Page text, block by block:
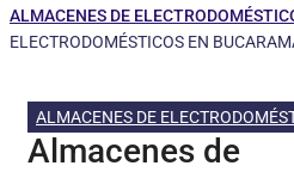
ALMACENES DE
ELECTRODOMÉSTICOS EN
ALMACENES DE
Almacenes de